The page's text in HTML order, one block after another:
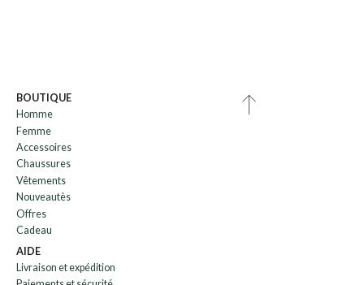
BOUTIQUE
Homme
Femme
Accessoires
Chaussures
Vêtements
Nouveautès
Offres
Cadeau
AIDE
Livraison et expédition